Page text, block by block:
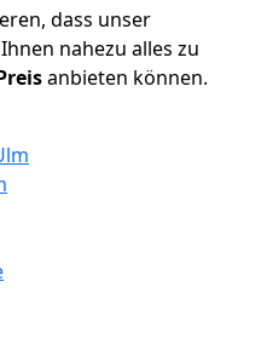
dass unser
nahezu alles zu
anbieten können.